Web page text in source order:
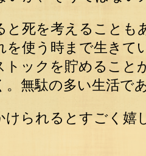
と死を考えることも
を使う時まで生き
トックを貯めること
。無駄の多い生活で
けられるとすごく嬉